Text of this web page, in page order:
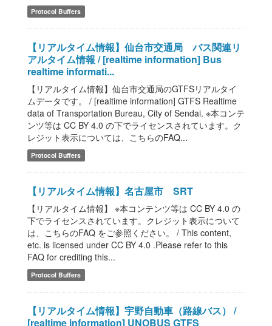
Protocol Buffers
【リアルタイム情報】仙台市交通局 バス関連リ
アルタイム情報 / [realtime information] Bus
realtime informati...
【リアルタイム情報】仙台市交通局のGTFSリアルタイ
ムデータです。 / [realtime information] GTFS Realtime
data of Transportation Bureau, City of Sendai. ※本コンテ
ンツ等は CC BY 4.0 の下でライセンスされています。ク
レジット表示については、こちらのFAQ...
Protocol Buffers
【リアルタイム情報】名古屋市 SRT
【リアルタイム情報】 ※本コンテンツ等は CC BY 4.0 の
下でライセンスされています。クレジット表示について
は、こちらのFAQ をご参照ください。 / This content,
etc. is licensed under CC BY 4.0 .Please refer to this
FAQ for crediting this...
Protocol Buffers
【リアルタイム情報】宇野自動車（路線バス） /
[realtime information] UNOBUS GTFS